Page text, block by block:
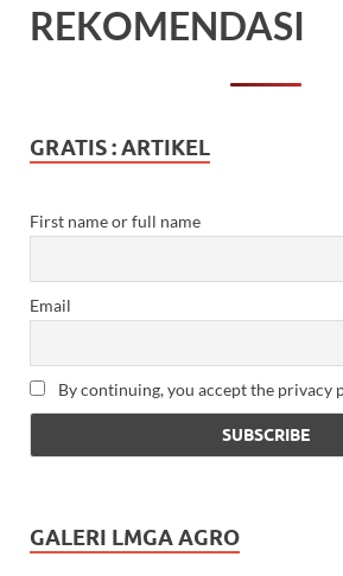
REKOMENDASI
GRATIS : ARTIKEL
First name or full name
Email
By continuing, you accept the privacy
GALERI LMGA AGRO